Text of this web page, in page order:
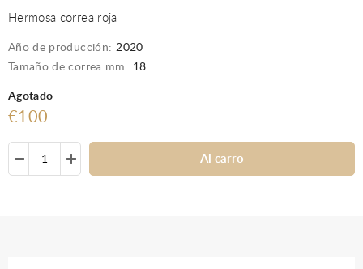
Hermosa correa roja
Año de producción: 2020
Tamaño de correa mm: 18
Agotado
€100
Al carro